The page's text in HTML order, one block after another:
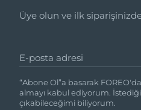
Üye olun ve ilk
E-posta adresi
“Abone Ol”a basarak
almayı kabul ediyorum.
çıkabileceğimi biliyorum.